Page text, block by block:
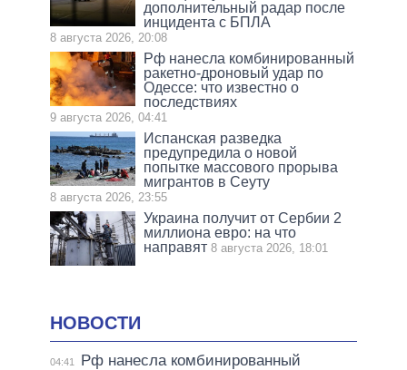
дополнительный радар после
инцидента с БПЛА
8 августа 2026, 20:08
Рф нанесла комбинированный
ракетно-дроновый удар по
Одессе: что известно о
последствиях
9 августа 2026, 04:41
Испанская разведка
предупредила о новой
попытке массового прорыва
мигрантов в Сеуту
8 августа 2026, 23:55
Украина получит от Сербии 2
миллиона евро: на что
направят 8 августа 2026, 18:01
НОВОСТИ
04:41
Рф нанесла комбинированный